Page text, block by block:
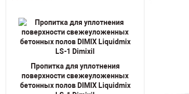
Пропитка для уплотнения
поверхности свежеуложенных
бетонных полов DIMIX Liquidmix